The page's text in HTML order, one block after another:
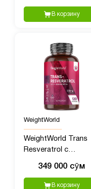
В корзину
WeightWorld
WeightWorld Trans
Resveratrol с
349 000 сӯм
В корзину